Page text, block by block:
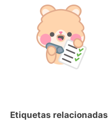
Etiquetas relacionadas